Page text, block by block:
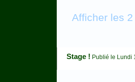
Afficher les
Stage ! Publié le Lundi